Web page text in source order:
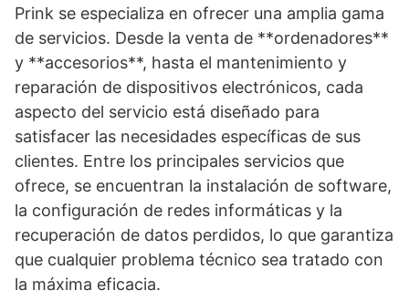
Prink se especializa en ofrecer una amplia gama
de servicios. Desde la venta de **ordenadores**
y **accesorios**, hasta el mantenimiento y
reparación de dispositivos electrónicos, cada
aspecto del servicio está diseñado para
satisfacer las necesidades específicas de sus
clientes. Entre los principales servicios que
ofrece, se encuentran la instalación de software,
la configuración de redes informáticas y la
recuperación de datos perdidos, lo que garantiza
que cualquier problema técnico sea tratado con
la máxima eficacia.